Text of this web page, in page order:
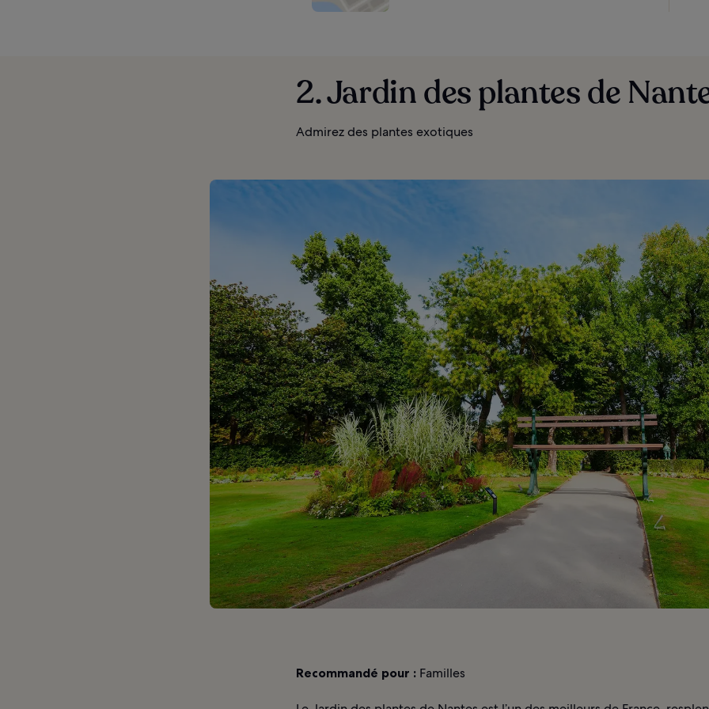
2. Jardin des plantes de
Admirez des plantes exotiques
Recommandé pour : Familles